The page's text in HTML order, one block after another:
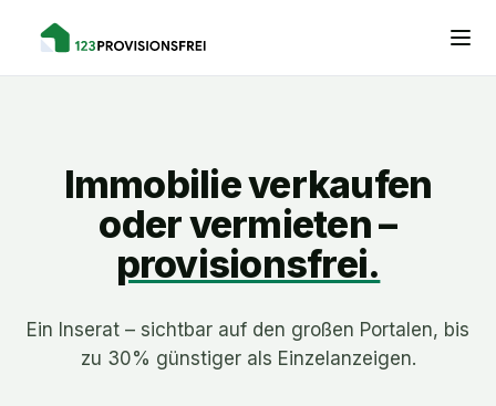
Immobilie verkaufen
oder vermieten –
provisionsfrei.
Ein Inserat – sichtbar auf den großen Portalen, bis
zu 30% günstiger als Einzelanzeigen.